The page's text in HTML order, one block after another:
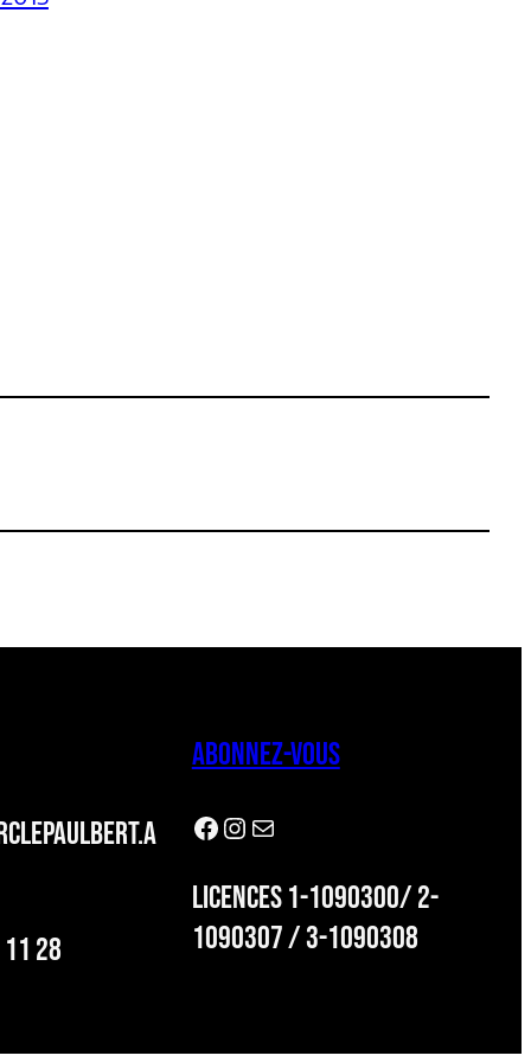
28
ABONNEZ-VOUS
Facebook Instagram Newsletter
LICENCES 1-1090300/ 2-
1090307 / 3-1090308